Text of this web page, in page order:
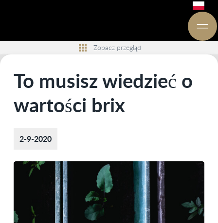
Zobacz przegląd
To musisz wiedzieć o
wartości brix
2-9-2020